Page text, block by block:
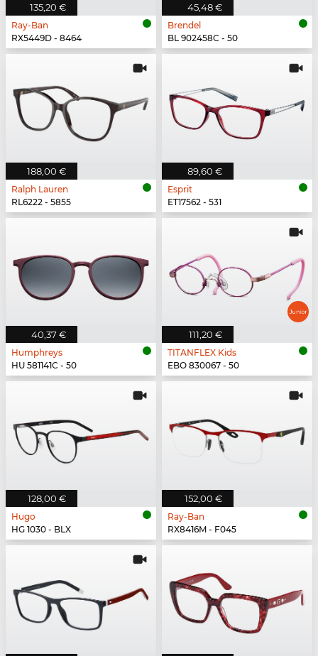
135,20 €
Ray-Ban
RX5449D - 8464
45,48 €
Brendel
BL 902458C - 50
188,00 €
Ralph Lauren
RL6222 - 5855
89,60 €
Esprit
ET17562 - 531
40,37 €
Humphreys
HU 581141C - 50
111,20 €
TITANFLEX Kids
EBO 830067 - 50
128,00 €
Hugo
HG 1030 - BLX
152,00 €
Ray-Ban
RX8416M - F045